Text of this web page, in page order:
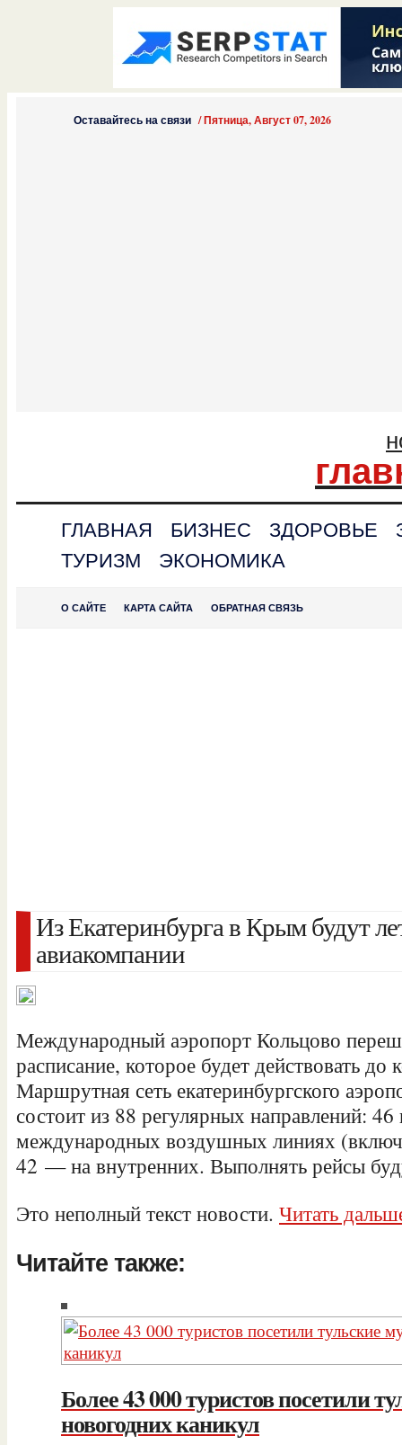
Оставайтесь на связи /Пятница, Август 07, 2026
ГЛАВНАЯ БИЗНЕС ЗДОРОВЬЕ
ТУРИЗМ
ЭКОНОМИКА
О САЙТЕ КАРТА САЙТА ОБРАТНАЯ СВЯЗЬ
Из Екатеринбурга в Крым будут
авиакомпании
Международный аэропорт Кольцово
расписание, которое будет действовать до
Маршрутная сеть екатеринбургского
состоит из 88 регулярных направлений:
международных воздушных линиях
42 — на внутренних. Выполнять рейсы
Это неполный текст новости. Читать
Читайте также:
Более 43 000 туристов посетили
новогодних каникул